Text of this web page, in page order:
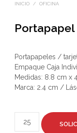
INICIO / OFICINA
Portapapel
Portapapeles /
Empaque Caja
Medidas: 8.8 cm x
Marca: 2.4 cm /